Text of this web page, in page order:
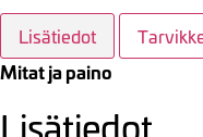
Lisätiedot
Mitat ja paino
Lisätiedot